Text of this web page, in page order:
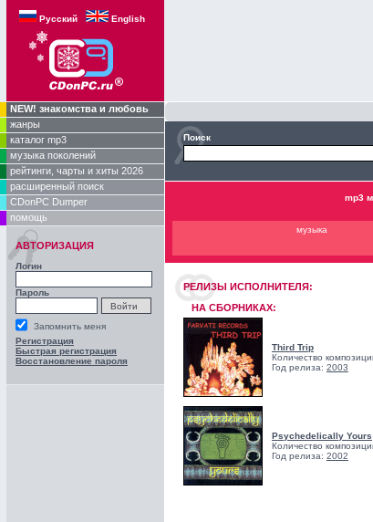
Русский English
NEW! знакомства и любовь
жанры
каталог mp3
музыка поколений
рейтинги, чарты и хиты 2026
расширенный поиск
CDonPC Dumper
помощь
АВТОРИЗАЦИЯ
Логин
Пароль
Запомнить меня
Регистрация
Быстрая регистрация
Восстановление пароля
Поиск
mp3
музыка
РЕЛИЗЫ ИCПОЛНИТЕЛЯ:
НА СБОРНИКАХ:
Third Trip
Количество
Год релиза: 2003
Psychedelically Yours
Количество
Год релиза: 2002